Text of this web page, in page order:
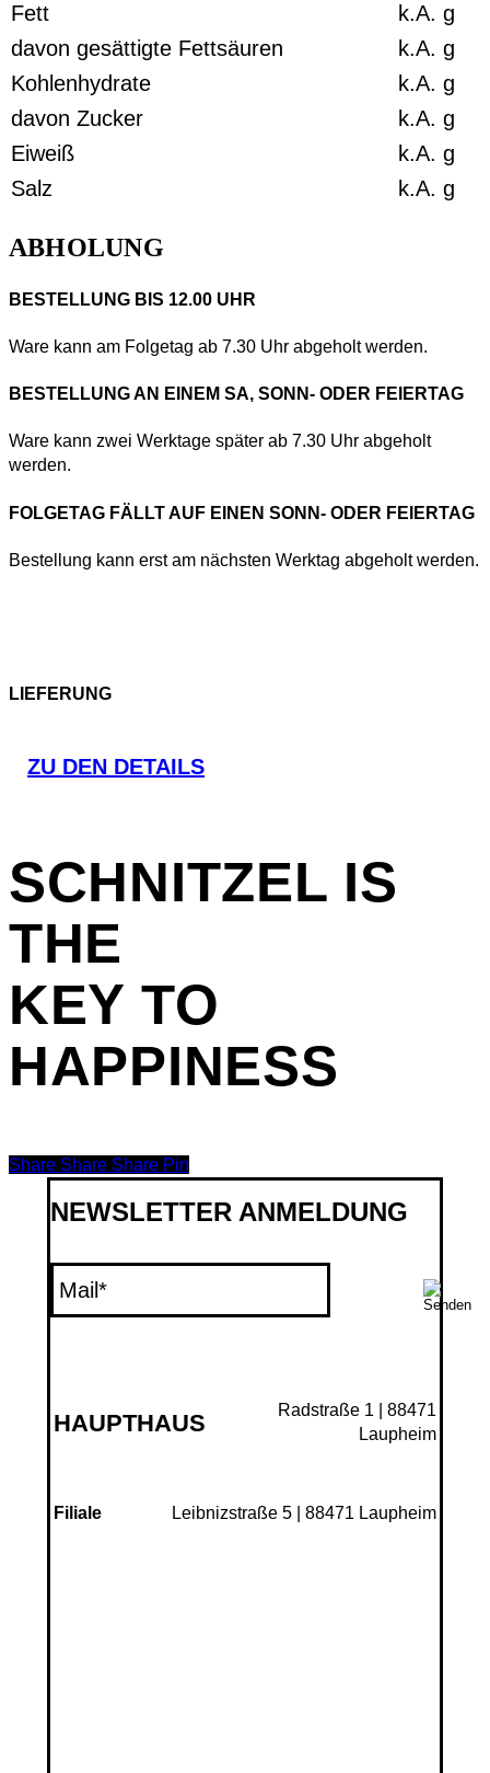
Fett k.A. g
davon gesättigte Fettsäuren
k.A. g
Kohlenhydrate
k.A. g
davon Zucker
k.A. g
Eiweiß
k.A. g
Salz
k.A. g
ABHOLUNG
BESTELLUNG BIS 12.00 UHR
Ware kann am Folgetag ab 7.30 Uhr abgeholt werden.
BESTELLUNG AN EINEM SA, SONN- ODER FEIERTAG
Ware kann zwei Werktage später ab 7.30 Uhr abgeholt
werden.
FOLGETAG FÄLLT AUF EINEN SONN- ODER FEIERTAG
Bestellung kann erst am nächsten Werktag abgeholt werden.
LIEFERUNG
ZU DEN DETAILS
SCHNITZEL IS
THE
KEY TO
HAPPINESS
Share
Share Share Share Pin
NEWSLETTER ANMELDUNG
HAUPTHAUS
Radstraße 1 | 88471
Laupheim
Filiale Leibnizstraße 5 | 88471 Laupheim